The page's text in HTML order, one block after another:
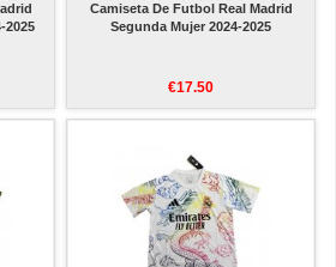
2025
Camiseta De Futbol Real Madrid
Segunda Mujer 2024-2025
€17.50